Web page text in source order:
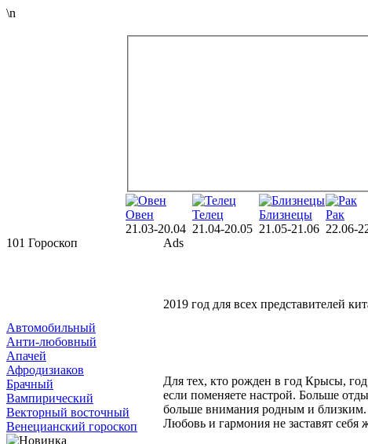
\n
Овен
21.03-20.04
Телец
21.04-20.05
Близнецы
21.05-21.06
Рак
22.06-
101 Гороскоп
Автомобильный
Анти-любовный
Апачей
Афродизиаков
Брачный
Вампирический
Векторный восточный
Венецианский гороскоп
Ads
2019 год для всех представителей
Для тех, кто рожден в год Крысы,
если поменяете настрой. Больше
больше внимания родным и
Любовь и гармония не заставят себя